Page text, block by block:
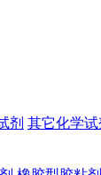
剂 其它化学试